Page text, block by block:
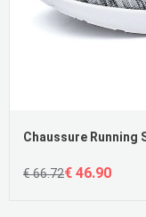
€ 66.72€ 46.90